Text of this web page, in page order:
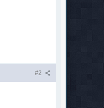
#2